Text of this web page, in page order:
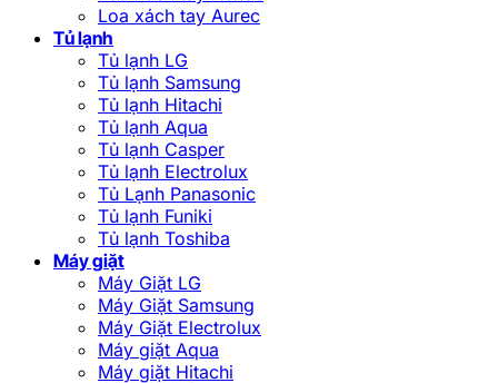
Loa xách tay Aurec
Tủ lạnh
Tủ lạnh LG
Tủ lạnh Samsung
Tủ lạnh Hitachi
Tủ lạnh Aqua
Tủ lạnh Casper
Tủ lạnh Electrolux
Tủ Lạnh Panasonic
Tủ lạnh Funiki
Tủ lạnh Toshiba
Máy giặt
Máy Giặt LG
Máy Giặt Samsung
Máy Giặt Electrolux
Máy giặt Aqua
Máy giặt Hitachi